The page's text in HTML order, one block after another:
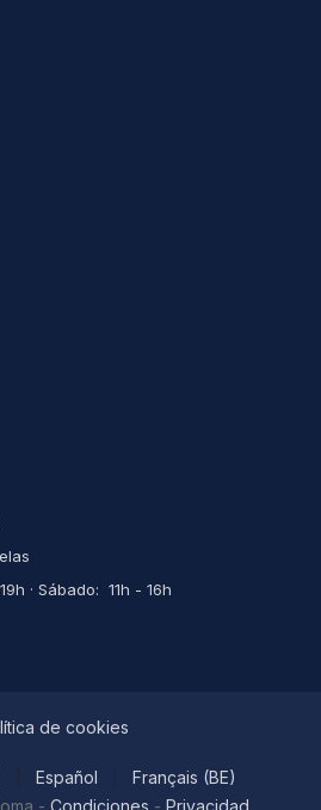
· Sábado: 11h - 16h
de cookies
- Condiciones - Privacidad
Español Français (BE)